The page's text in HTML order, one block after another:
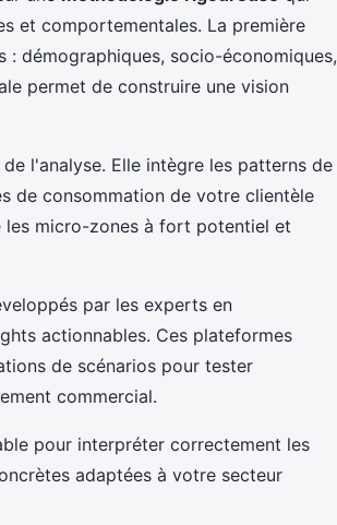
et comportementales. La première
démographiques, socio-économiques,
permet de construire une vision
l'analyse. Elle intègre les patterns de
de consommation de votre clientèle
les micro-zones à fort potentiel et
par les experts en
actionnables. Ces plateformes
de scénarios pour tester
commercial.
pour interpréter correctement les
adaptées à votre secteur